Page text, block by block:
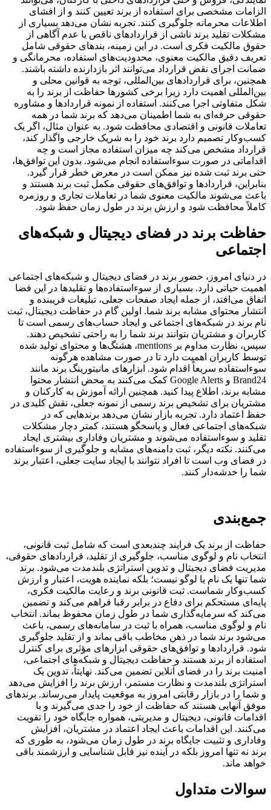
الزامات مشخصی برای استفاده از برند تعیین کنند و از افشای
اطلاعات محرمانه جلوگیری کنند. تجربه نشان می‌دهد بسیاری از
مشکلات تقلید برند ناشی از قراردادهای ناقص یا عدم آگاهی از
حقوق مالکیت فکری است. در این زمینه، بندهای حقوقی شامل
تعریف دقیق مالکیت معنوی، محدودیت‌های استفاده، محرمانگی و
ضمانت اجرای نقض قرارداد می‌توانند اثر بازدارنده داشته باشند.
همچنین، برای قراردادهای بین‌المللی، توجه به قوانین محلی و
بین‌المللی اهمیت دارد زیرا برخی کشورها حفاظت از برند را به
شکل متفاوتی اجرا می‌کنند. استفاده از نمونه قراردادها و مشاوره
حقوقی حرفه‌ای به شما اطمینان می‌دهد که برند شما در همه
تعاملات قانونی و اقتصادی محافظت شود. به عنوان مثال، اگر یک
کسب‌وکار تصمیم دارد برند خود را به شریک خارجی واگذار کند،
قرارداد مشخص می‌کند چه میزان استفاده مجاز است و چه
اقداماتی در صورت سوءاستفاده انجام می‌شود. بدون این توافق‌ها،
حتی برند ثبت شده نیز ممکن است در معرض خطر قرار گیرد.
بنابراین، قراردادها و توافق‌های حقوقی مکمل ثبت برند هستند و
باعث می‌شوند مالکیت معنوی شما در تعاملات تجاری و روزمره
کاملاً محافظت شود و ارزش برند در طول زمان حفظ شود.
حفاظت برند در فضای دیجیتال و شبکه‌های
اجتماعی
در دنیای امروز، حضور برند در فضای دیجیتال و شبکه‌های اجتماعی
اهمیت حیاتی دارد. بسیاری از سوءاستفاده‌ها و تقلیدها در این فضا
اتفاق می‌افتد، از جمله ایجاد صفحات جعلی، تبلیغات فریبنده و
انتشار محتوای مشابه برند شما. اولین گام در حفاظت دیجیتال، ثبت
نام برند در شبکه‌های اجتماعی و ایجاد حساب‌های رسمی است تا
کاربران و مشتریان بتوانند برند شما را به راحتی تشخیص دهند.
سپس، نظارت مداوم بر mentions، هشتگ‌ها و محتوای تولید شده
توسط کاربران اهمیت دارد تا در صورت مشاهده هرگونه
سوءاستفاده سریعاً اقدام شود. ابزارهای مانیتورینگ برند مانند
Brand24 و Google Alerts کمک می‌کنند به محض انتشار محتوا
مشابه برند، اطلاع پیدا کنید. همچنین ارائه آموزش به کارکنان و
مشتریان برای تشخیص برند رسمی از نمونه جعلی، نقش کلیدی در
حفظ اعتماد دارد. تجربه بازار نشان می‌دهد برندهایی که در
شبکه‌های اجتماعی فعال و پاسخگو هستند، کمتر دچار مشکلات
تقلید و سوءاستفاده می‌شوند و مشتریان وفاداری بیشتری ایجاد
می‌کنند. نکته دیگر، ثبت دامنه‌های مشابه و جلوگیری از سوءاستفاده
در فضای وب است تا افراد نتوانند با ایجاد سایت جعلی، اعتبار برند
شما را خدشه‌دار کنند.
جمع‌بندی
حفاظت از برند یک فرایند چندبعدی است که شامل ثبت قانونی،
انتخاب نام و لوگوی مناسب، جلوگیری از تقلید، قراردادهای حقوقی،
مدیریت فضای دیجیتال و تدوین استراتژی بلندمدت می‌شود. برند
شما تنها یک نام یا لوگو نیست؛ بلکه نماینده هویت، اعتبار و ارزش
کسب‌وکار شماست. ثبت قانونی برند و رعایت مالکیت فکری،
پایه‌ای مستحکم برای دفاع در برابر رقبا فراهم می‌کند و تضمین
می‌کند که سرمایه‌گذاری شما در طول زمان محفوظ بماند. انتخاب
نام و لوگوی مناسب، همراه با ثبت در سامانه‌های رسمی، باعث
می‌شود برند شما در ذهن مخاطب باقی بماند و از تقلید جلوگیری
شود. قراردادها و توافق‌های حقوقی ابزارهای مؤثری برای کنترل
استفاده از برند هستند و حفاظت دیجیتال و شبکه‌های اجتماعی،
امنیت برند را در فضای آنلاین تضمین می‌کند. نهایتاً، تدوین یک
استراتژی بلندمدت و نظارت مستمر، ارزش برند را افزایش می‌دهد
و شما را در بازار رقابتی امروز به موقعیت پایدار می‌رساند. برندهای
موفق آنهایی هستند که حفاظت از خود را جدی می‌گیرند و با
اقدامات قانونی، دیجیتال و مدیریتی، همواره جایگاه خود را تقویت
می‌کنند. این اقدامات باعث ایجاد اعتماد در مشتریان، افزایش
وفاداری و تثبیت جایگاه برند در طول زمان می‌شود، به طوری که
برند نه تنها امروز بلکه در آینده نیز قابل شناسایی و ارزشمند باقی
خواهد ماند.
سوالات متداول